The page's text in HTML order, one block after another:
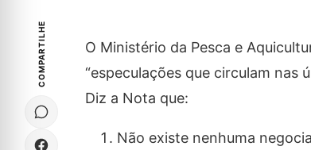
COMPARTILHE
O Ministério da Pesca e
“especulações que circulam nas
Diz a Nota que:
Não existe nenhuma